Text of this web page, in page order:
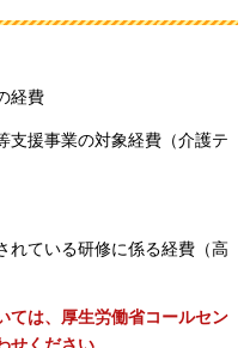
経費
支援事業の対象経費（介護テ
れている研修に係る経費（高
ては、厚生労働省コールセン
ください。